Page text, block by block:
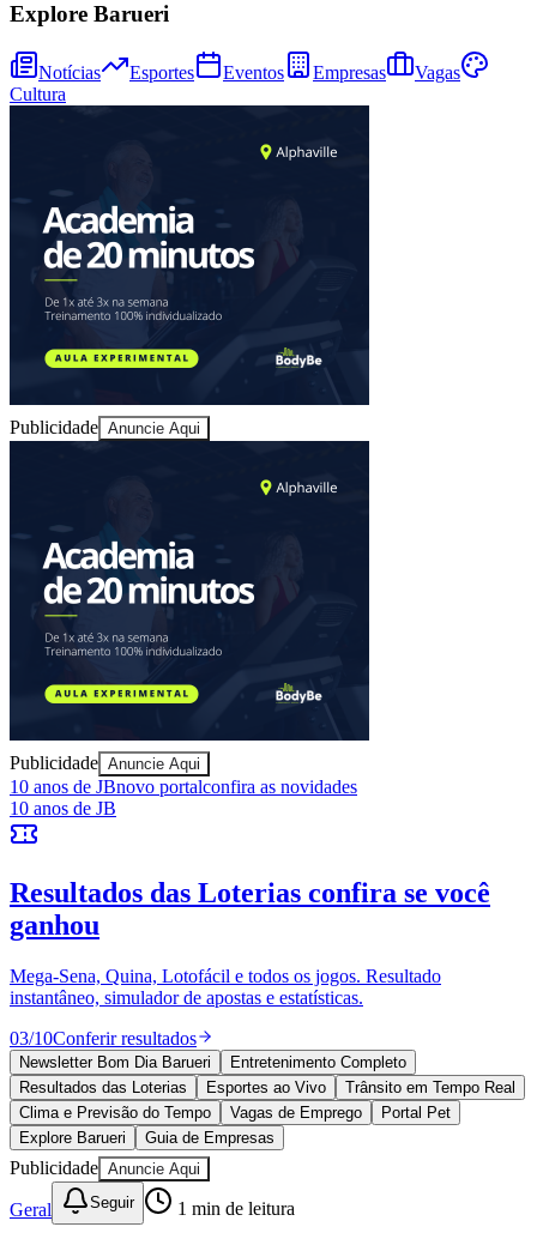
Juventude
Ceará
Explore Barueri
Notícias Esportes Eventos Empresas
Vagas
Cultura
Publicidade Anuncie Aqui
Publicidade Anuncie Aqui